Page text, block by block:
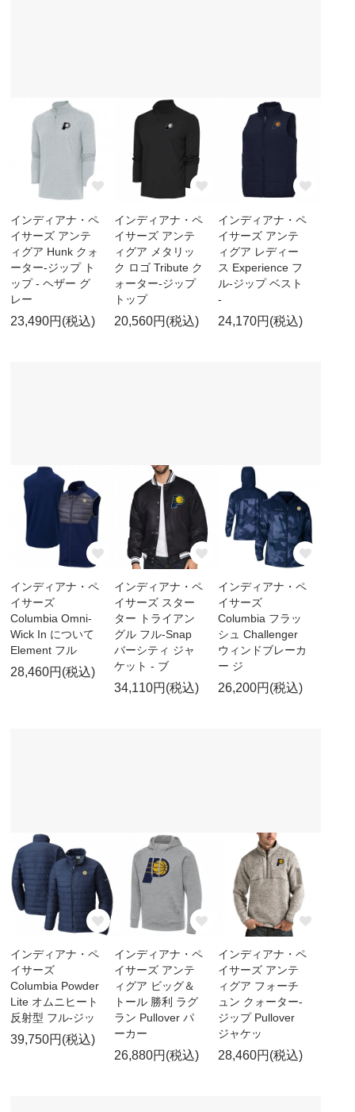
インディアナ・ペ
イサーズ アンテ
ィグア Hunk クォ
ーター-ジップ ト
ップ - ヘザー グ
レー
23,490円(税込)
インディアナ・ペ
イサーズ アンテ
ィグア メタリッ
ク ロゴ Tribute ク
ォーター-ジップ
トップ
20,560円(税込)
インディアナ・ペ
イサーズ アンテ
ィグア レディー
ス Experience フ
ル-ジップ ベスト
-
24,170円(税込)
インディアナ・ペ
イサーズ
Columbia Omni-
Wick In について
Element フル
28,460円(税込)
インディアナ・ペ
イサーズ スター
ター トライアン
グル フル-Snap
バーシティ ジャ
ケット - ブ
34,110円(税込)
インディアナ・ペ
イサーズ
Columbia フラッ
シュ Challenger
ウィンドブレーカ
ー ジ
26,200円(税込)
インディアナ・ペ
イサーズ
Columbia Powder
Lite オムニヒート
反射型 フル-ジッ
39,750円(税込)
インディアナ・ペ
イサーズ アンテ
ィグア ビッグ＆
トール 勝利 ラグ
ラン Pullover パ
ーカー
26,880円(税込)
インディアナ・ペ
イサーズ アンテ
ィグア フォーチ
ュン クォーター-
ジップ Pullover
ジャケッ
28,460円(税込)